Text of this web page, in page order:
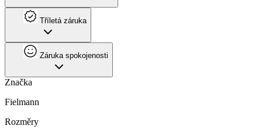
Tříletá záruka
Záruka spokojenosti
Značka
Fielmann
Rozměry